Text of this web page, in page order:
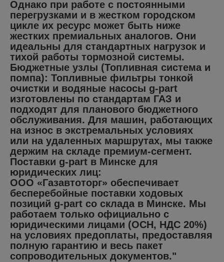
Однако при работе с постоянными
перегрузками и в жестком городском
цикле их ресурс может быть ниже
жестких премиальных аналогов. Они
идеальны для стандартных нагрузок и
тихой работы тормозной системы.
Бюджетные узлы (Топливная система и
помпа): Топливные фильтры тонкой
очистки и водяные насосы g-part
изготовлены по стандартам ГАЗ и
подходят для планового бюджетного
обслуживания. Для машин, работающих
на износ в экстремальных условиях
или на удаленных маршрутах, мы также
держим на складе премиум-сегмент.
Поставки g-part в Минске для
юридических лиц:
ООО «Газавтоторг» обеспечивает
бесперебойные поставки ходовых
позиций g-part со склада в Минске. Мы
работаем только официально с
юридическими лицами (ОСН, НДС 20%)
на условиях предоплаты, предоставляя
полную гарантию и весь пакет
сопроводительных документов."